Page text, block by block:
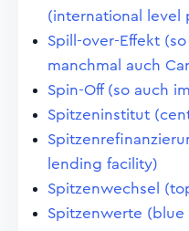
(international level
Spill-over-Effekt
manchmal auch
Spin-Off (so auch
Spitzeninstitut
lending facility)
Spitzenwechsel
Spitzenwerte (blue